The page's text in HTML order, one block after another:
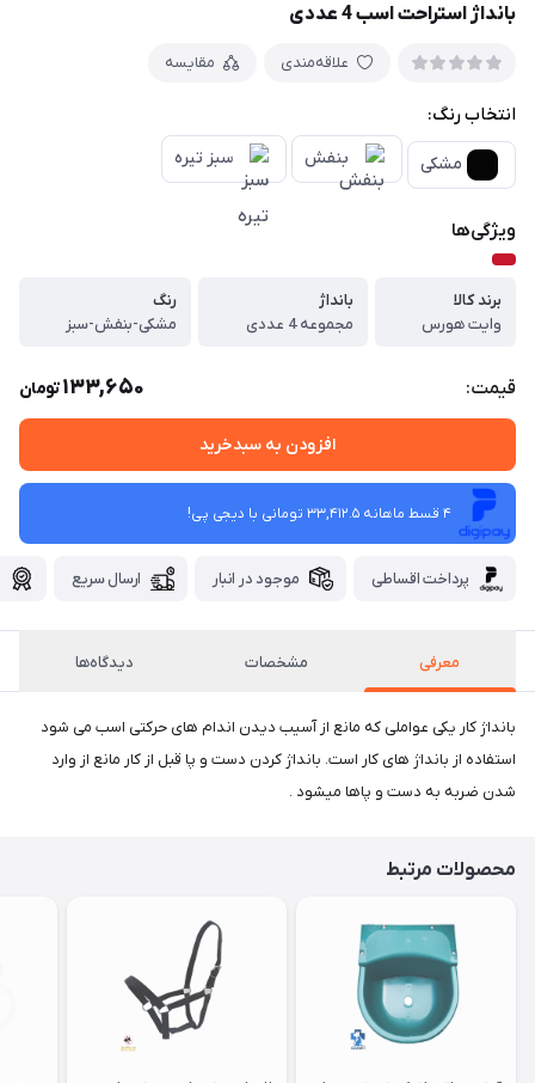
بانداژ استراحت اسب 4 عددی
علاقه‌مندی مقایسه
انتخاب رنگ:
مشکی بنفش سبز تیره
ویژگی‌ها
برند کالا
وایت هورس
بانداژ
مجموعه 4 عددی
رنگ
مشکی-بنفش-سبز
قیمت: 133,650تومان
افزودن به سبدخرید
4 قسط ماهانه 33,412.5 تومانی با دیجی ‌پی!
پرداخت اقساطی موجود در انبار ارسال سریع
معرفی مشخصات دیدگاه‌ها
بانداژ کار یکی عواملی که مانع از آسیب دیدن اندام های حرکتی اسب می شود
استفاده از بانداژ های کار است. بانداژ کردن دست و پا قبل از کار مانع از وارد
شدن ضربه به دست و پاها میشود .
محصولات مرتبط